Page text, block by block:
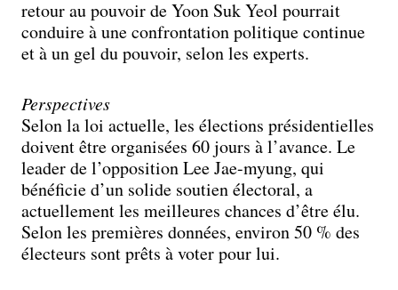
retour au pouvoir de Yoon Suk Yeol pourrait
conduire à une confrontation politique continue
et à un gel du pouvoir, selon les experts.
Perspectives
Selon la loi actuelle, les élections présidentielles
doivent être organisées 60 jours à l’avance. Le
leader de l’opposition Lee Jae-myung, qui
bénéficie d’un solide soutien électoral, a
actuellement les meilleures chances d’être élu.
Selon les premières données, environ 50 % des
électeurs sont prêts à voter pour lui.